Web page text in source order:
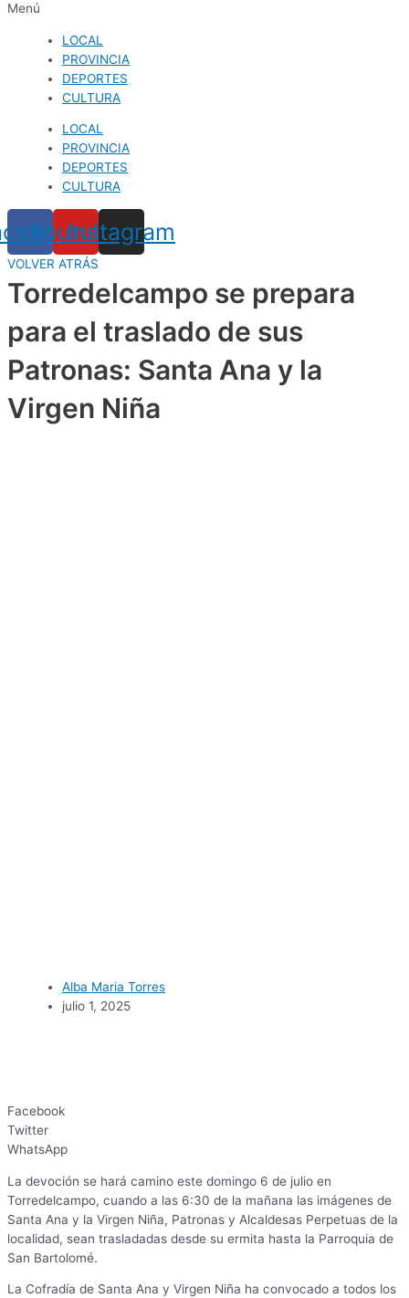
Menú
LOCAL
PROVINCIA
DEPORTES
CULTURA
LOCAL
PROVINCIA
DEPORTES
CULTURA
Youtube
Instagram
VOLVER ATRÁS
Torredelcampo se prepara
para el traslado de sus
Patronas: Santa Ana y la
Virgen Niña
Alba Maria Torres
julio 1, 2025
Facebook
Twitter
WhatsApp
La devoción se hará camino este domingo 6 de julio en
Torredelcampo, cuando a las 6:30 de la mañana las imágenes de
Santa Ana y la Virgen Niña, Patronas y Alcaldesas Perpetuas de la
localidad, sean trasladadas desde su ermita hasta la Parroquia de
San Bartolomé.
La Cofradía de Santa Ana y Virgen Niña ha convocado a todos los